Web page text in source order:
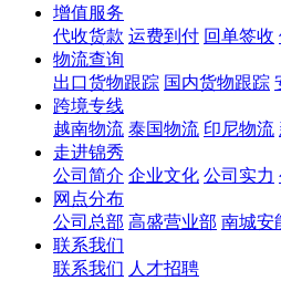
增值服务
代收货款 运费到付 回单签收
物流查询
出口货物跟踪 国内货物跟踪
跨境专线
越南物流 泰国物流 印尼物流
走进锦秀
公司简介 企业文化 公司实力
网点分布
公司总部 高盛营业部 南城安
联系我们
联系我们 人才招聘